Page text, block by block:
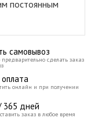
постоянным
самовывоз
сделать заказ
онлайн и при получении
365 дней
заказ в любое время